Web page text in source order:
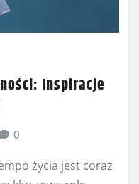
Inspiracje
0
życia jest coraz